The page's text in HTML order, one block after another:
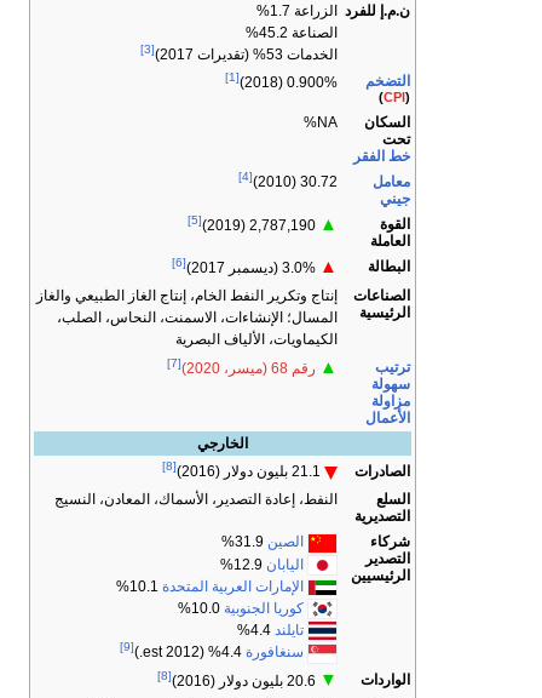
ن.م.إ للفرد
الزراعة 1.7%
الصناعة 45.2%
الخدمات 53% (تقديرات 2017)
[3]
التضخم
(
CPI
)
0.900% (2018)
[1]
السكان
تحت
خط الفقر
NA%
معامل
جيني
30.72 (2010)
[4]
القوة
العاملة
▲
[5]
البطالة ▲
[6]
الصناعات
الرئيسية
إنتاج وتكرير النفط الخام، إنتاج الغاز الطبيعي والغاز
المسال؛ الإنشاءات، الاسمنت، النحاس، الصلب،
الكيماويات، الألياف البصرية
ترتيب
سهولة
مزاولة
الأعمال
▲ رقم 68 (ميسر، 2020) [7]
الخارجي
الصادرات
[8]
السلع
التصديرية
النفط، إعادة التصدير، الأسماك، المعادن، النسيج
شركاء
التصدير
الرئيسيين
الصين
اليابان
الإمارات العربية المتحدة
كوريا الجنوبية
تايلند
سنغافورة
[9]
الواردات ▼
[8]